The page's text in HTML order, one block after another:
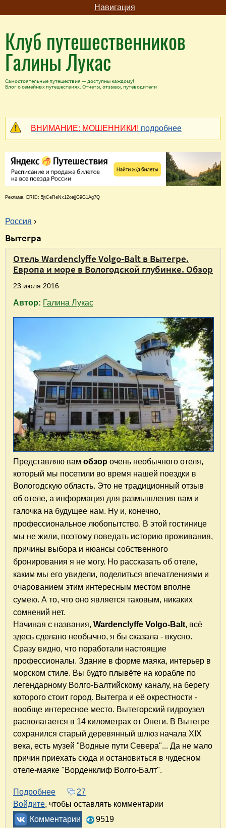
Навигация
Клуб путешественников
Галины Лукас
Самостоятельные путешествия — доступны каждому!
Блог о семейных путешествиях. Отчеты, отзывы, путеводители
ВНИМАНИЕ: МОШЕННИКИ! подробнее
Реклама. ERID: 5jtCeReNx12oajjG9G1Ag7Q
В
ы
Россия ›
Вытегра
Отель Wardenclyffe Volgo-Balt в Вытегре.
Европа и море в Вологодской глубинке. Обзор
23 июля 2016
Автор: Галина Лукас
Представляю вам обзор очень необычного отеля,
который мы посетили во время нашей поездки в
Вологодскую область. Это не традиционный отзыв
об отеле, а информация для размышления вам и
галочка на будущее нам. Ну и, конечно,
профессиональное любопытство. В этой гостинице
мы не жили, поэтому поведать историю проживания,
причины выбора и нюансы собственного
бронирования я не могу. Но рассказать об отеле,
каким мы его увидели, поделиться впечатлениями и
очарованием этим интересным местом вполне
сумею. А то, что оно является таковым, никаких
сомнений нет.
Начиная с названия, Wardenclyffe Volgo-Balt, всё
здесь сделано необычно, я бы сказала - вкусно.
Сразу видно, что поработали настоящие
профессионалы. Здание в форме маяка, интерьер в
морском стиле. Вы будто плывёте на корабле по
легендарному Волго-Балтийскому каналу, на берегу
которого стоит город. Вытегра и её окрестности -
вообще интересное место. Вытегорский гидроузел
располагается в 14 километрах от Онеги. В Вытегре
сохранился старый деревянный шлюз начала XIX
века, есть музей "Водные пути Севера"... Да не мало
причин приехать сюда и остановиться в чудесном
отеле-маяке "Ворденклиф Волго-Балт".
Подробнее о Отель Wardenclyffe Volgo-Balt в Вытегре.
27
Войдите, чтобы оставлять комментарии
Комментарии
9519